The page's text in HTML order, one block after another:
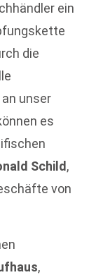
ein
die
unser
es
Schild ,
von
,